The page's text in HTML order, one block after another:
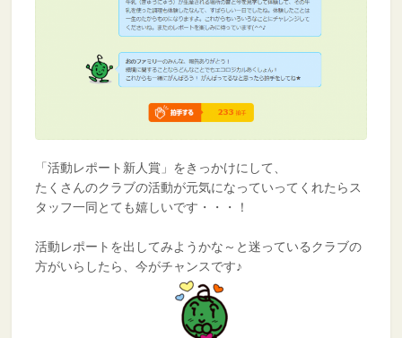
「活動レポート新人賞」をきっかけにして、
たくさんのクラブの活動が元気になっていってくれたらス
タッフ一同とても嬉しいです・・・！
活動レポートを出してみようかな～と迷っているクラブの
方がいらしたら、今がチャンスです♪